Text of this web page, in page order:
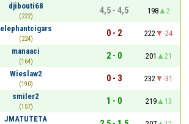
djibouti68
(222)
4,5 - 4,5 198
2
elephantcigars
(224)
0 - 2 222
-24
manaaci
(164)
2 - 0 201
21
Wieslaw2
(190)
0 - 3 232
-31
smiler2
(157)
1 - 0 219
13
JMATUTETA